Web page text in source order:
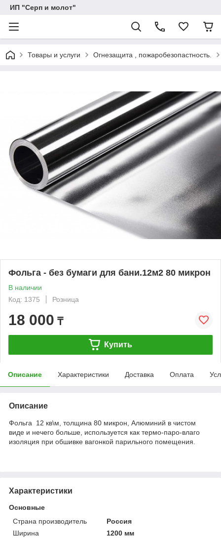
ИП "Серп и молот"
Товары и услуги Огнезащита , пожаробезопастность.
Фольга - без бумаги для бани.12м2 80 микрон
В наличии
Код: 1375
Розница
18 000 ₸
Купить
Описание Характеристики Доставка Оплата
Описание
Фольга 12 кв\м, толщина 80 микрон, Алюминий в чистом
виде и нечего больше, используется как термо-паро-влаго
изоляция при обшивке вагонкой парильного помещения.
Характеристики
Основные
Страна производитель
Россия
Ширина
1200 мм